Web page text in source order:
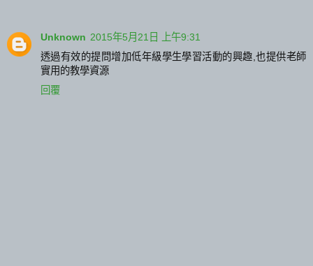
Unknown 2015年5月21日 上午9:31
透過有效的提問增加低年級學生學習活動的興趣,也提供老師
實用的教學資源
回覆